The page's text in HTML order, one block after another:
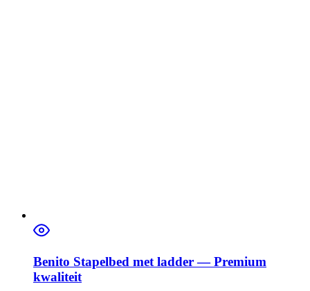
Benito Stapelbed met ladder — Premium
kwaliteit